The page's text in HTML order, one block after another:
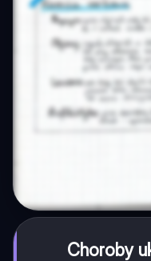
Choroby